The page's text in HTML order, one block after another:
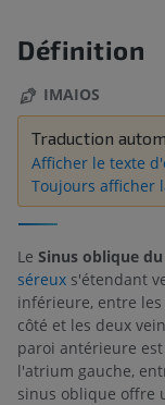
Définition
IMAIOS
Traduction
Afficher le texte
Toujours afficher
Le Sinus oblique
séreux s'étendant
inférieure, entre
côté et les deux
paroi antérieure
l'atrium gauche,
sinus oblique offre